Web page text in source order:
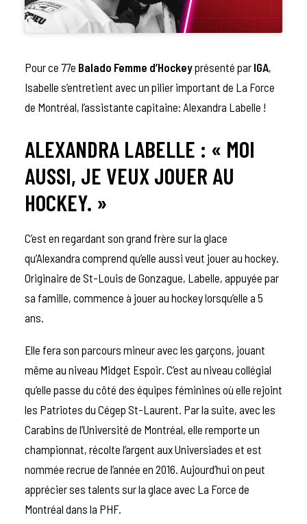
Pour ce 77e Balado Femme d’Hockeyprésenté par IGA,
Isabelle s’entretient avec un pilier important de La Force
de Montréal, l’assistante capitaine: Alexandra Labelle !
ALEXANDRA LABELLE : « MOI
AUSSI, JE VEUX JOUER AU
HOCKEY. »
C’est en regardant son grand frère sur la glace
qu’Alexandra comprend qu’elle aussi veut jouer au hockey.
Originaire de St-Louis de Gonzague, Labelle, appuyée par
sa famille, commence à jouer au hockey lorsqu’elle a 5
ans.
Elle fera son parcours mineur avec les garçons, jouant
même au niveau Midget Espoir. C’est au niveau collégial
qu’elle passe du côté des équipes féminines où elle rejoint
les Patriotes du Cégep St-Laurent. Par la suite, avec les
Carabins de l’Université de Montréal, elle remporte un
championnat, récolte l’argent aux Universiades et est
nommée recrue de l’année en 2016. Aujourd’hui on peut
apprécier ses talents sur la glace avec La Force de
Montréal dans la PHF.